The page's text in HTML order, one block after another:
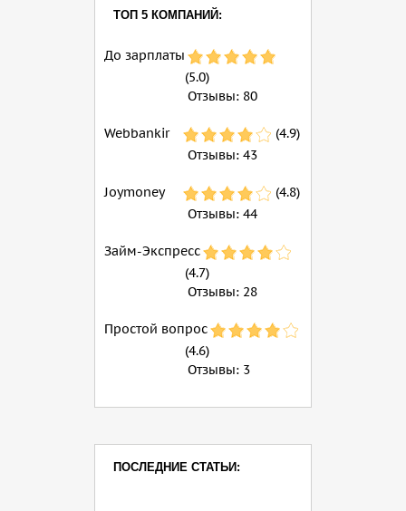
ТОП 5 КОМПАНИЙ:
До зарплаты
(5.0)
Отзывы: 80
Webbankir
(4.9)
Отзывы: 43
Joymoney
(4.8)
Отзывы: 44
Займ-Экспресс
(4.7)
Отзывы: 28
Простой вопрос
(4.6)
Отзывы: 3
ПОСЛЕДНИЕ СТАТЬИ: